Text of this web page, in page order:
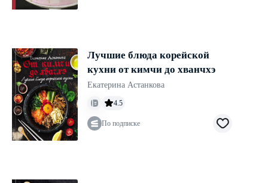
Лучшие блюда корейской
кухни от кимчи до хванчхэ
Екатерина Астанкова
4.5
По подписке